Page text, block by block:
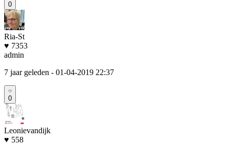
0
Ria-St
♥ 7353
admin
7 jaar geleden - 01-04-2019 22:37
0
Leonievandijk
♥ 558